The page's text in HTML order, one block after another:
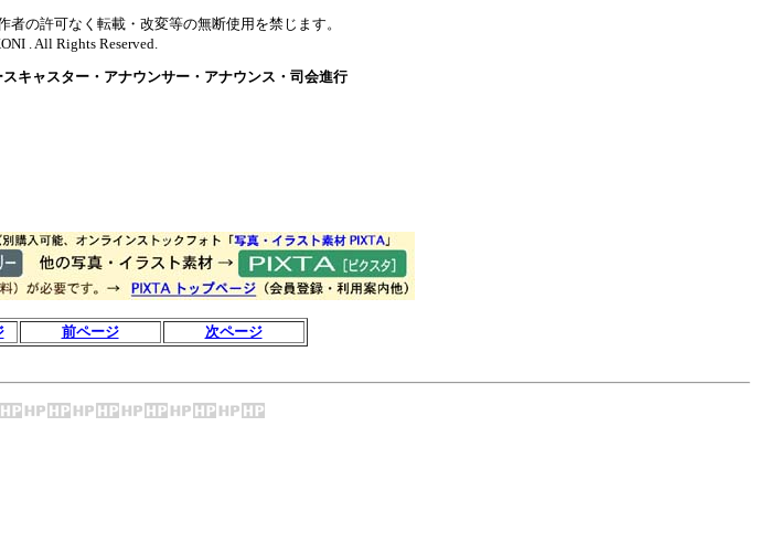
の許可なく転載・改変等の無断使用を禁じます。
. All Rights Reserved.
キャスター・アナウンサー・アナウンス・司会進行
前ページ 次ページ